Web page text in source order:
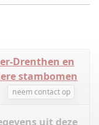
Drenthen en
stambomen
neem contact op
uit deze